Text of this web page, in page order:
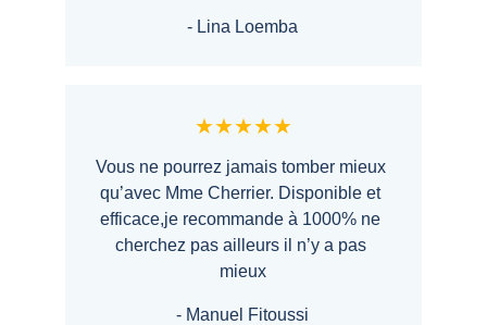
- Lina Loemba
Vous ne pourrez jamais tomber mieux
qu’avec Mme Cherrier. Disponible et
efficace,je recommande à 1000% ne
cherchez pas ailleurs il n’y a pas
mieux
- Manuel Fitoussi
★★★★★